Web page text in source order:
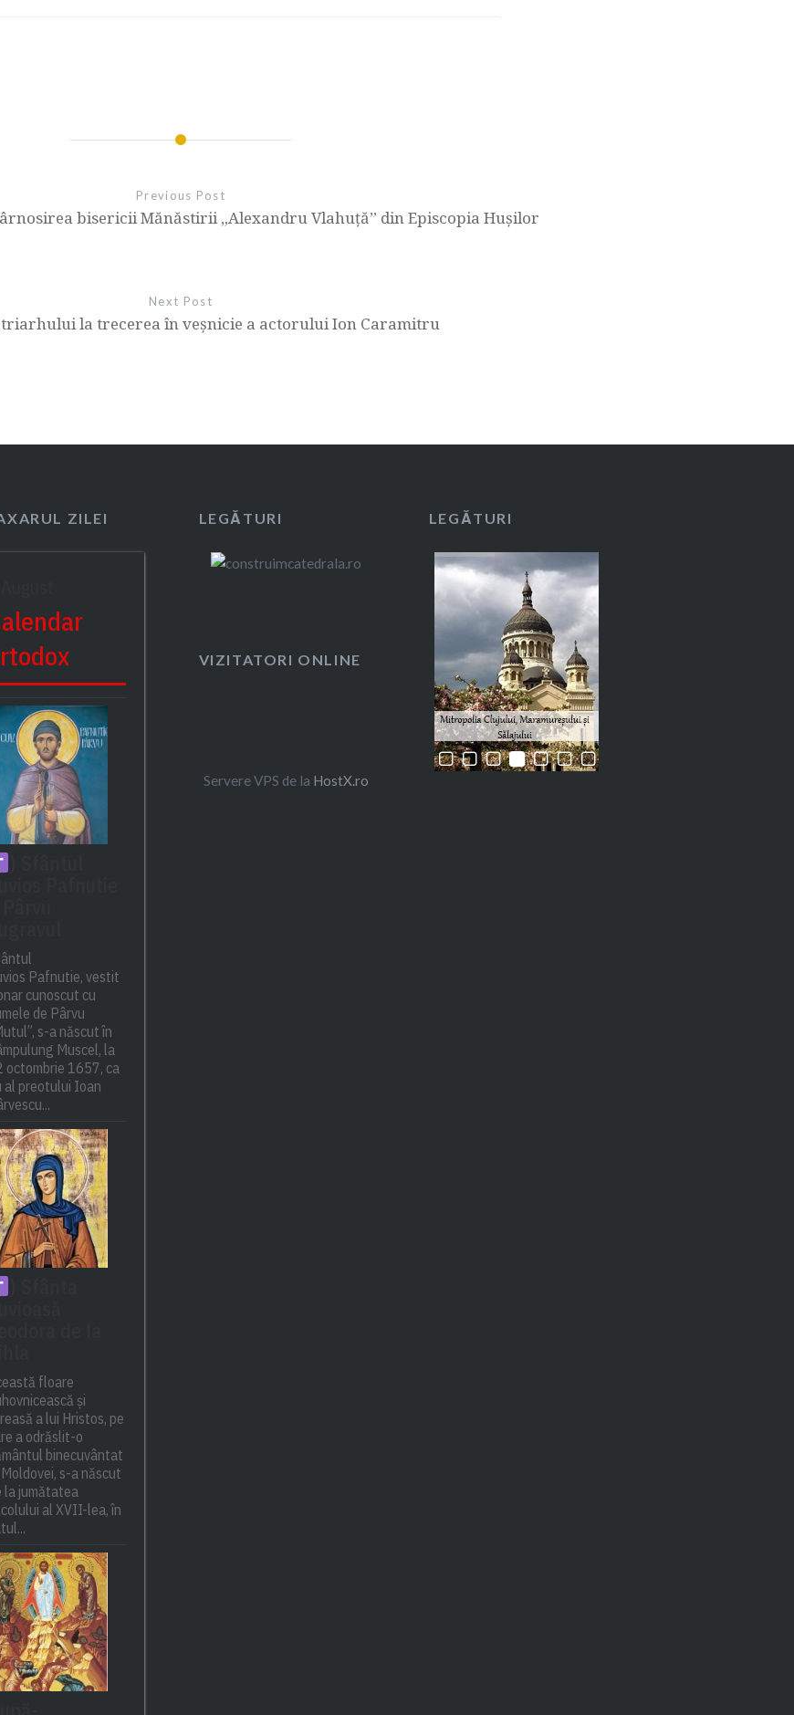
Previous Post
bisericii Mănăstirii „Alexandru Vlahuță” din Episcopia Hușilor
Next Post
la trecerea în veşnicie a actorului Ion Caramitru
ZILEI
Pafnutie, vestit
cunoscut cu
de Pârvu
s-a născut în
Muscel, la
octombrie 1657, ca
al preotului Ioan
floare
și
a lui Hristos, pe
a odrăslit-o
binecuvântat
s-a născut
la jumătatea
al XVII-lea, în
LEGĂTURI LEGĂTURI
VIZITATORI ONLINE
Servere VPS de la HostX.ro